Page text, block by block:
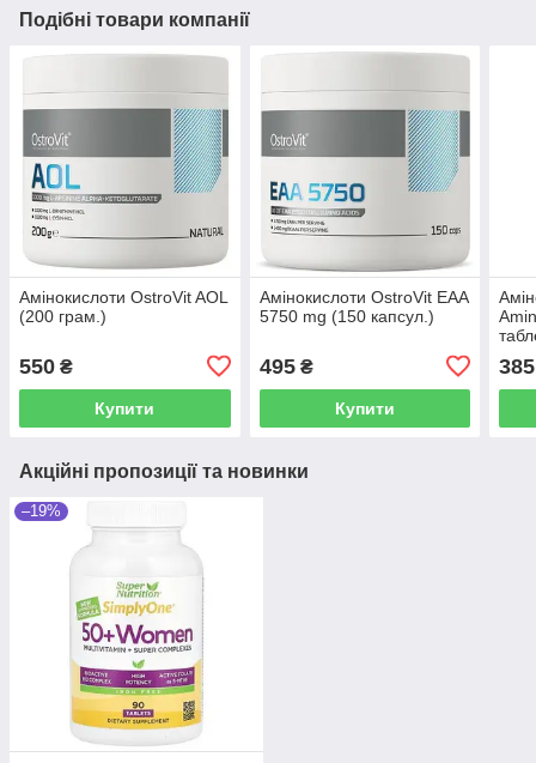
Подібні товари компанії
Амінокислоти OstroVit AOL
(200 грам.)
550 ₴
Купити
Амінокислоти OstroVit EAA
5750 mg (150 капсул.)
495₴
Купити
385
Акційні пропозиції та новинки
–19%